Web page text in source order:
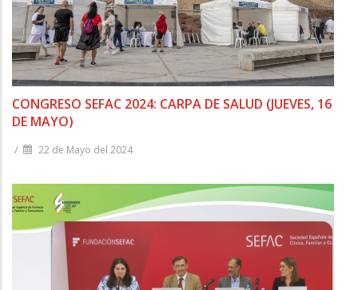
CONGRESO SEFAC 2024: CARPA DE SALUD (JUEVES, 16
DE MAYO)
/ 22 de Mayo del 2024